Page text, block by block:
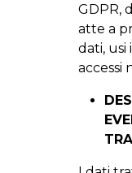
GDPR,
atte a
dati, usi
accessi